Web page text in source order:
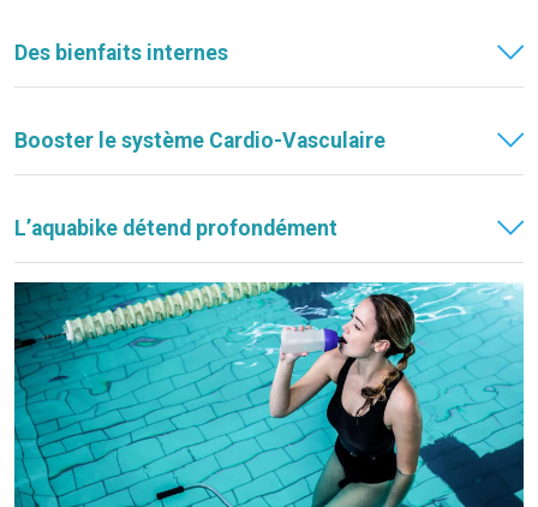
Des bienfaits internes
Booster le système Cardio-Vasculaire
L’aquabike détend profondément